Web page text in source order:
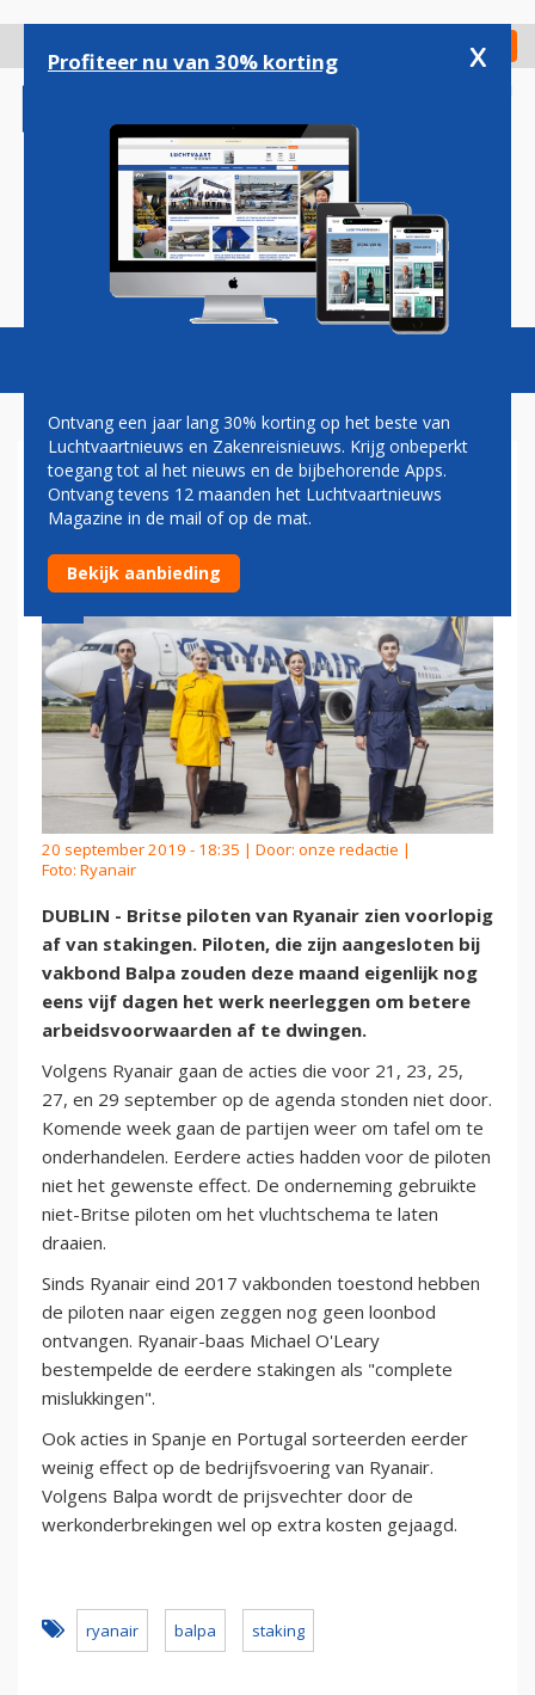
gaan
Check in
Magazine Podcasts Vacatures
BRITSE PILOTEN RYANAIR
STELLEN ACTIES UIT
20 september 2019 - 18:35 | Door: onze redactie |
Foto: Ryanair
DUBLIN - Britse piloten van Ryanair zien voorlopig
af van stakingen. Piloten, die zijn aangesloten bij
vakbond Balpa zouden deze maand eigenlijk nog
eens vijf dagen het werk neerleggen om betere
arbeidsvoorwaarden af te dwingen.
Volgens Ryanair gaan de acties die voor 21, 23, 25,
27, en 29 september op de agenda stonden niet door.
Komende week gaan de partijen weer om tafel om te
onderhandelen. Eerdere acties hadden voor de piloten
niet het gewenste effect. De onderneming gebruikte
niet-Britse piloten om het vluchtschema te laten
draaien.
Sinds Ryanair eind 2017 vakbonden toestond hebben
de piloten naar eigen zeggen nog geen loonbod
ontvangen. Ryanair-baas Michael O'Leary
bestempelde de eerdere stakingen als "complete
mislukkingen".
Ook acties in Spanje en Portugal sorteerden eerder
weinig effect op de bedrijfsvoering van Ryanair.
Volgens Balpa wordt de prijsvechter door de
werkonderbrekingen wel op extra kosten gejaagd.
ryanair balpa staking
Profiteer nu van 30% korting x
Ontvang een jaar lang 30% korting op het beste van
Luchtvaartnieuws en Zakenreisnieuws. Krijg onbeperkt
toegang tot al het nieuws en de bijbehorende Apps.
Ontvang tevens 12 maanden het Luchtvaartnieuws
Magazine in de mail of op de mat.
Bekijk aanbieding